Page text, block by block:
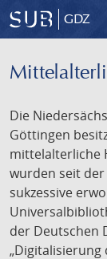
GDZ
Die
Göttingen
mittelalterliche
wurden seit
sukzessive
der Deutschen